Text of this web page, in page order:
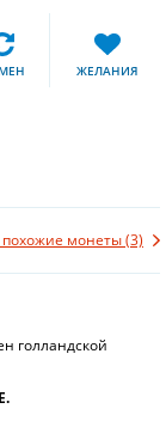
ЖЕЛАНИЯ
монеты (3)
голландской